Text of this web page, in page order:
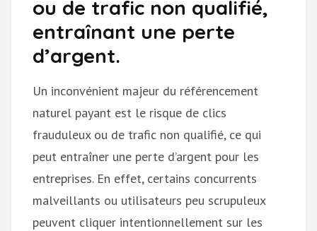
ou de trafic non qualifié,
entraînant une perte
d’argent.
Un inconvénient majeur du référencement
naturel payant est le risque de clics
frauduleux ou de trafic non qualifié, ce qui
peut entraîner une perte d’argent pour les
entreprises. En effet, certains concurrents
malveillants ou utilisateurs peu scrupuleux
peuvent cliquer intentionnellement sur les